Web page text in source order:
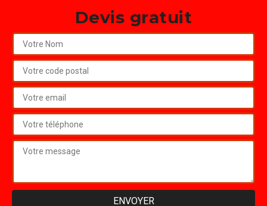
Devis gratuit